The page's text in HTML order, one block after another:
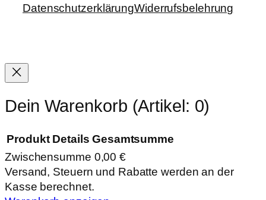
DatenschutzerklärungWiderrufsbelehrung
Dein Warenkorb (Artikel: 0)
Produkte
im
Produkt Details Gesamtsumme
Zwischensumme 0,00 €
Versand, Steuern und Rabatte werden an der
Kasse berechnet.